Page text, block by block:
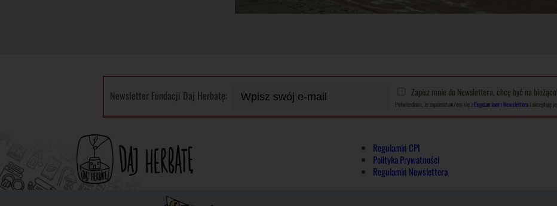
Newsletter Fundacji Daj Herbatę: Zapisz mnie do Newslettera, chcę być na bieżąco!
Potwierdzam, że zapoznałam/em się z Regulaminem Newslettera i akceptuję
Regulamin CPI
Polityka Prywatności
Regulamin Newslettera